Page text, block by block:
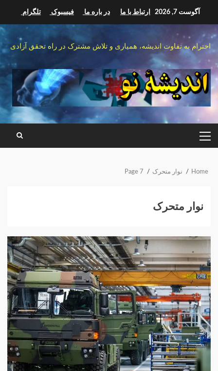
آگوست 7, 2026 ارتباط با ما در باره ما فیسبوک تلگرام
احترام به تفاوت اندیشه، همیاری و تلاش مشترک در راه تحقق آزادی
PRIMARY
MENU
Home نوار متحرک Page 7
نوار متحرک